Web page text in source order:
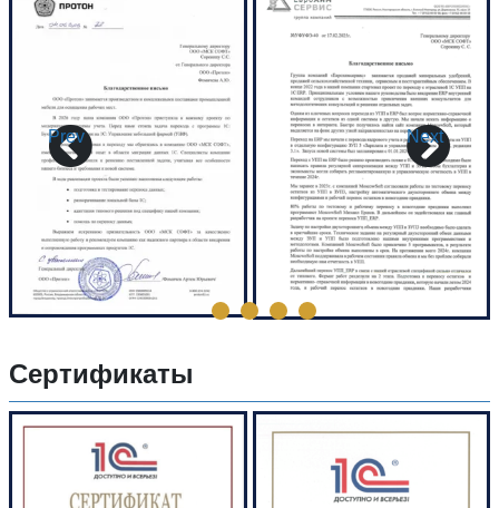
Prev Next
Сертификаты